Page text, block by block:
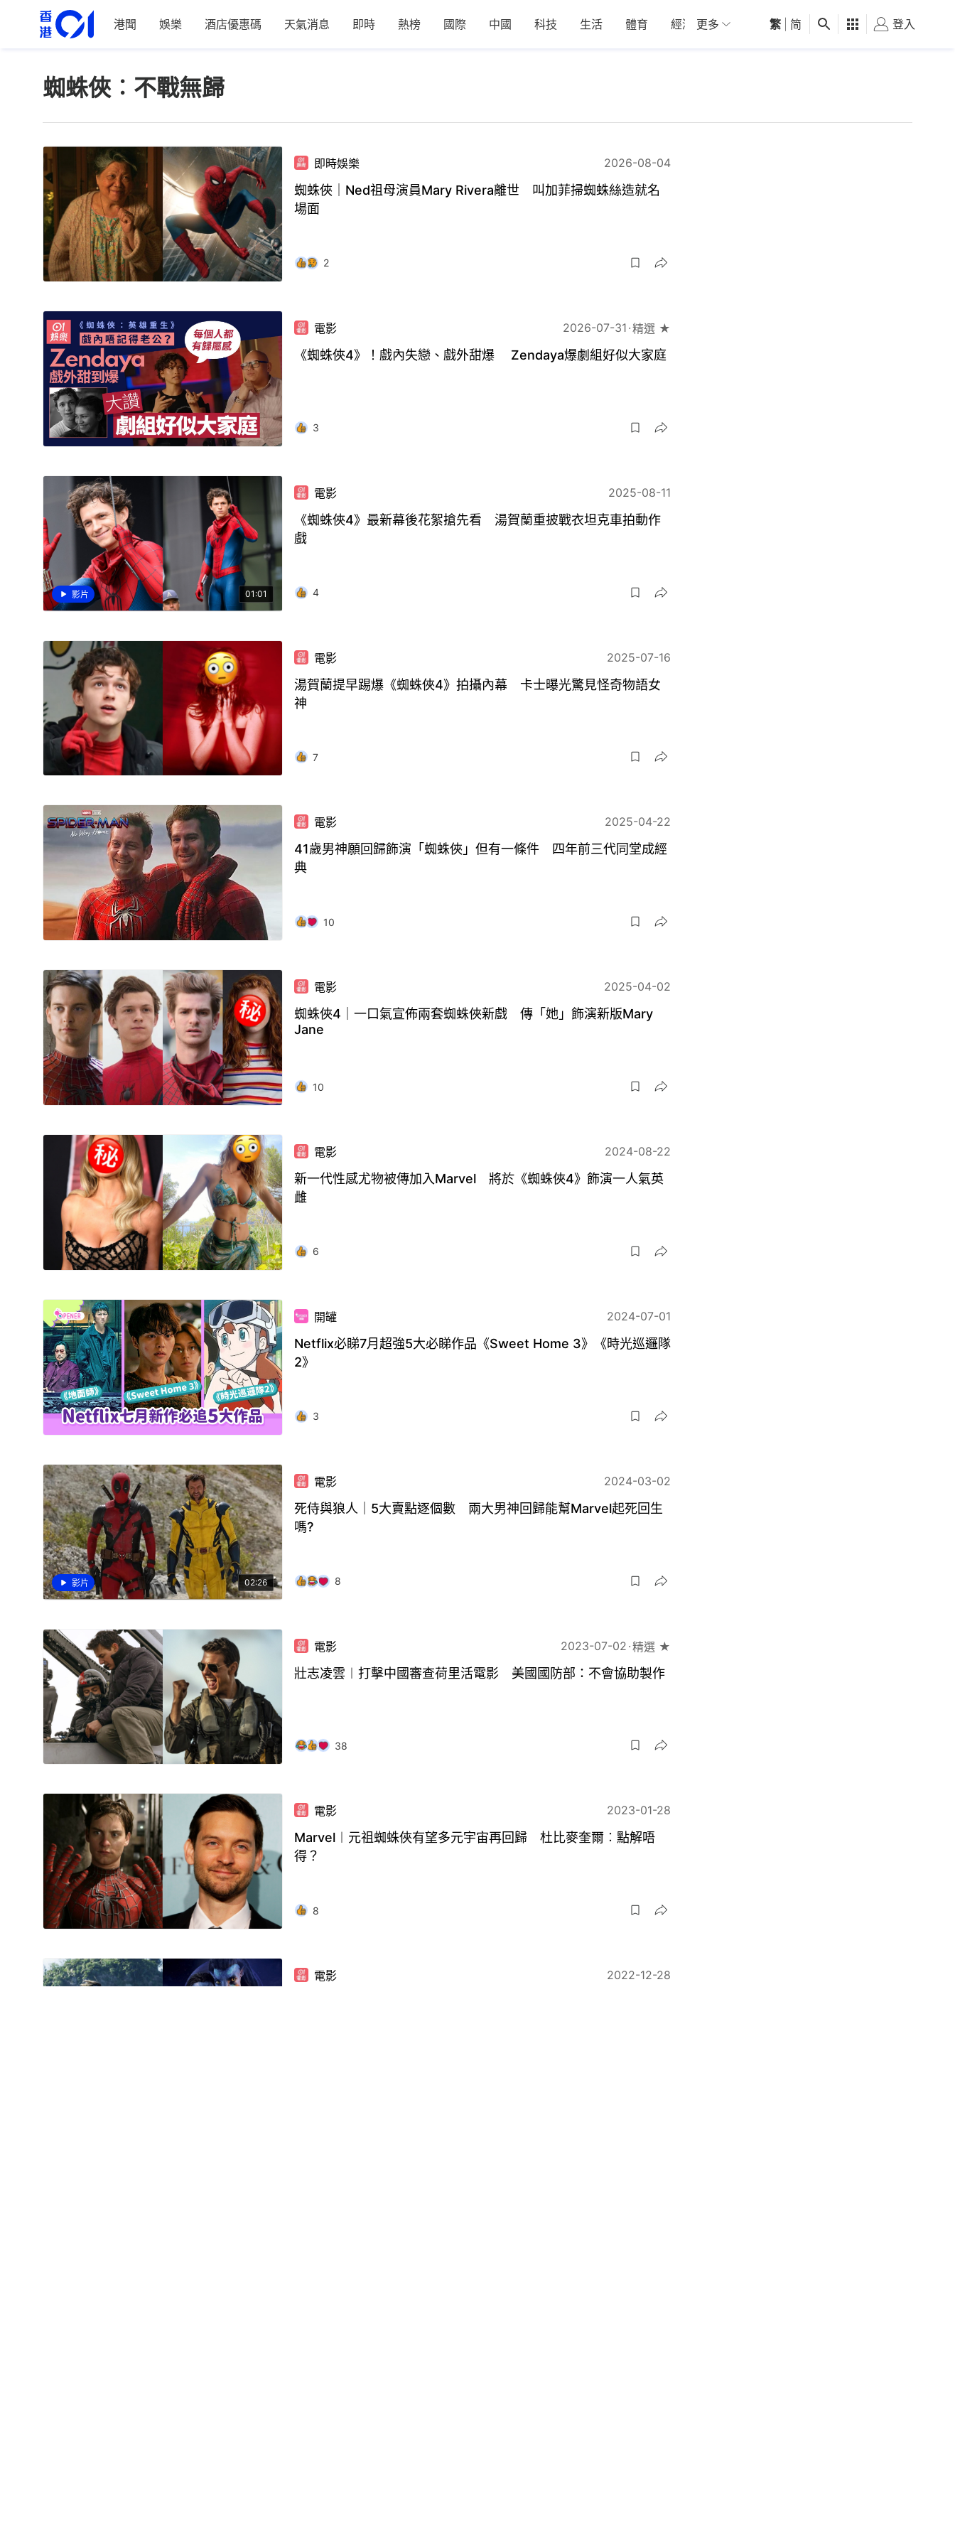
港聞 娛樂 酒店優惠碼 天氣消息 即時 熱榜 國際 中國 科技 生活 體育 經濟 01深圳 觀點 健康 好食玩飛
更多 繁 简 登入
蜘蛛俠︰不戰無歸
即時娛樂 2026-08-04
蜘蛛俠｜Ned祖母演員Mary Rivera離世 叫加菲掃蜘蛛絲造就名
場面
2
電影 2026-07-31 精選 ★
《蜘蛛俠4》！戲內失戀、戲外甜爆 Zendaya爆劇組好似大家庭
3
影片 01:01
電影 2025-08-11
《蜘蛛俠4》最新幕後花絮搶先看 湯賀蘭重披戰衣坦克車拍動作
戲
4
電影 2025-07-16
湯賀蘭提早踢爆《蜘蛛俠4》拍攝內幕 卡士曝光驚見怪奇物語女
神
7
電影 2025-04-22
41歲男神願回歸飾演「蜘蛛俠」但有一條件 四年前三代同堂成經
典
10
電影 2025-04-02
蜘蛛俠4｜一口氣宣佈兩套蜘蛛俠新戲 傳「她」飾演新版Mary
Jane
10
電影 2024-08-22
新一代性感尤物被傳加入Marvel 將於《蜘蛛俠4》飾演一人氣英
雌
6
開罐 2024-07-01
Netflix必睇7月超強5大必睇作品《Sweet Home 3》《時光巡邏隊
2》
3
影片 02:26
電影 2024-03-02
死侍與狼人｜5大賣點逐個數 兩大男神回歸能幫Marvel起死回生
嗎?
8
電影 2023-07-02 精選 ★
壯志凌雲︱打擊中國審查荷里活電影 美國國防部：不會協助製作
38
電影 2023-01-28
Marvel︱元祖蜘蛛俠有望多元宇宙再回歸 杜比麥奎爾︰點解唔
得？
8
電影 2022-12-28